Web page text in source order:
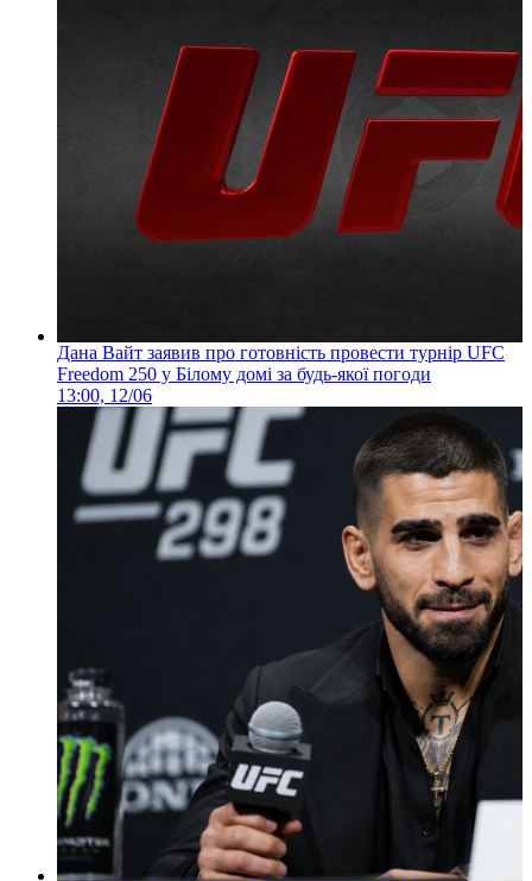
Дана Вайт заявив про готовність провести турнір UFC
Freedom 250 у Білому домі за будь-якої погоди
13:00, 12/06